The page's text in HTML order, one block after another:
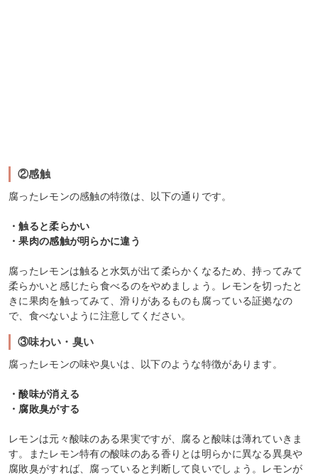
②感触
腐ったレモンの感触の特徴は、以下の通りです。
・触ると柔らかい
・果肉の感触が明らかに違う
腐ったレモンは触ると水気が出て柔らかくなるため、持ってみて
柔らかいと感じたら食べるのをやめましょう。レモンを切ったと
きに果肉を触ってみて、滑りがあるものも腐っている証拠なの
で、食べないように注意してください。
③味わい・臭い
腐ったレモンの味や臭いは、以下のような特徴があります。
・酸味が消える
・腐敗臭がする
レモンは元々酸味のある果実ですが、腐ると酸味は薄れていきま
す。またレモン特有の酸味のある香りとは明らかに異なる異臭や
腐敗臭がすれば、腐っていると判断して良いでしょう。レモンが